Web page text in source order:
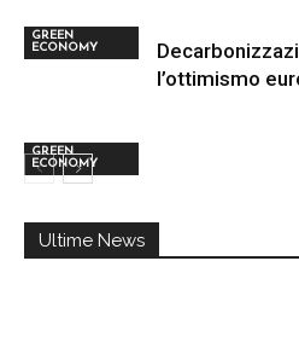
GREEN
ECONOMY
GREEN
ECONOMY
l’ottimismo
Ultime News